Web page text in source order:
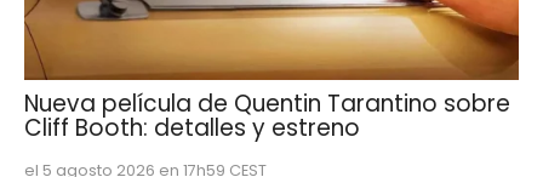
Nueva película de Quentin Tarantino sobre
Cliff Booth: detalles y estreno
el 5 agosto 2026 en 17h59 CEST